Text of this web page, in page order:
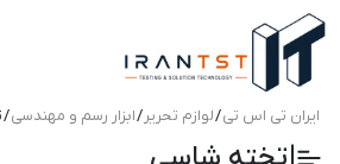
ایران تی اس تی/لوازم تحریر/ابزار رسم و مهندسی/